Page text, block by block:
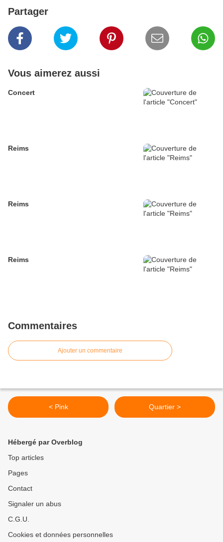
Partager
Vous aimerez aussi
Concert
Reims
Reims
Reims
Commentaires
Ajouter un commentaire
< Pink Quartier >
Hébergé par Overblog
Top articles
Pages
Contact
Signaler un abus
C.G.U.
Cookies et données personnelles